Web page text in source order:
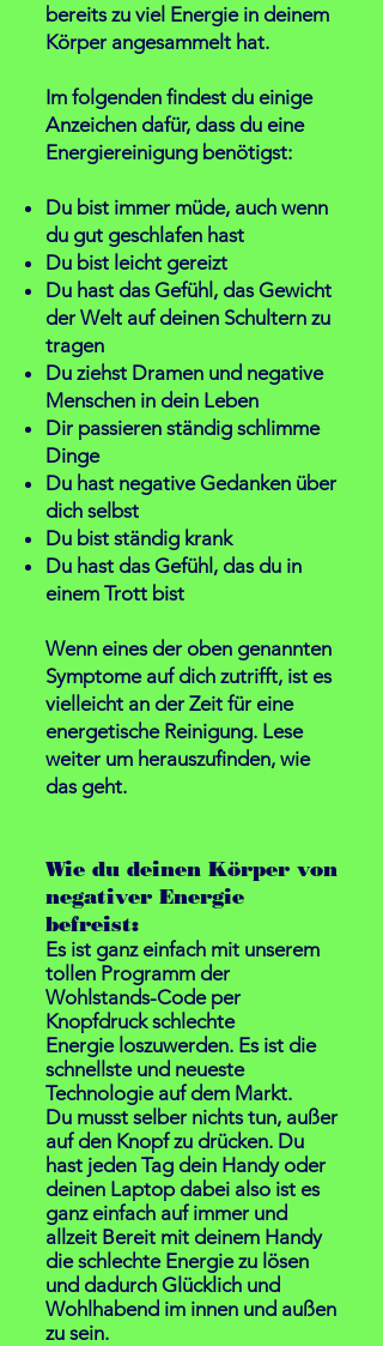
bereits zu viel Energie in deinem
Körper angesammelt hat.
Im folgenden findest du einige
Anzeichen dafür, dass du eine
Energiereinigung benötigst:
Du bist immer müde, auch wenn
du gut geschlafen hast
Du bist leicht gereizt
Du hast das Gefühl, das Gewicht
der Welt auf deinen Schultern zu
tragen
Du ziehst Dramen und negative
Menschen in dein Leben
Dir passieren ständig schlimme
Dinge
Du hast negative Gedanken über
dich selbst
Du bist ständig krank
Du hast das Gefühl, das du in
einem Trott bist
Wenn eines der oben genannten
Symptome auf dich zutrifft, ist es
vielleicht an der Zeit für eine
energetische Reinigung. Lese
weiter um herauszufinden, wie
das geht.
Wie du deinen Körper von
negativer Energie
befreist:
Es ist ganz einfach mit unserem
tollen Programm der
Wohlstands-Codeper
Knopfdruck schlechte
Energie loszuwerden. Es ist die
schnellste und neueste
Technologie auf dem Markt.
Du musst selber nichts tun, außer
auf den Knopf zu drücken. Du
hast jeden Tag dein Handy oder
deinen Laptop dabei also ist es
ganz einfach auf immer und
allzeit Bereit mit deinem Handy
die schlechte Energie zu lösen
und dadurch Glücklich und
Wohl habend im innen und außen
zu sein.